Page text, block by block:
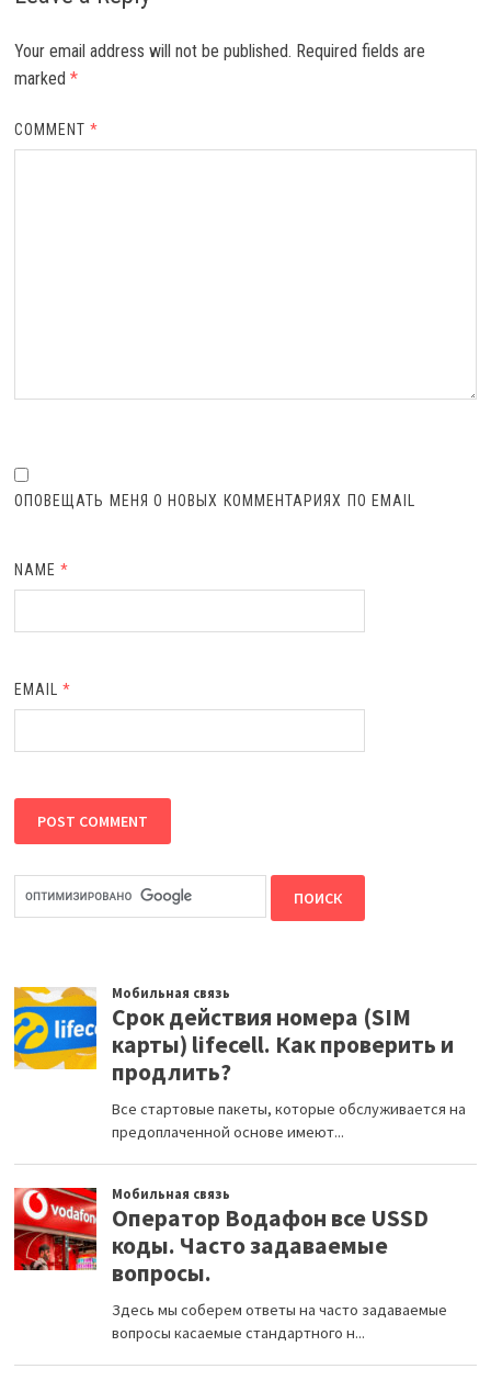
Your email address will not be published. Required fields are
marked *
COMMENT*
ОПОВЕЩАТЬ МЕНЯ О НОВЫХ КОММЕНТАРИЯХ ПО EMAIL
NAME*
EMAIL*